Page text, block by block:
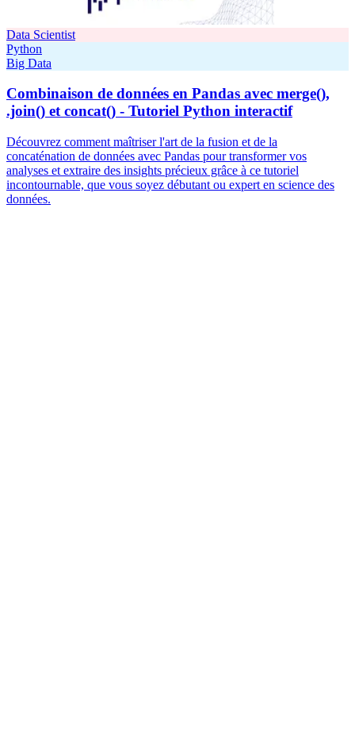
Data Scientist
Python
Big Data
Combinaison de données en Pandas avec merge(),
.join() et concat() - Tutoriel Python interactif
Découvrez comment maîtriser l'art de la fusion et de la
concaténation de données avec Pandas pour transformer vos
analyses et extraire des insights précieux grâce à ce tutoriel
incontournable, que vous soyez débutant ou expert en science des
données.